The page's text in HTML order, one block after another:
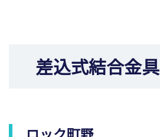
差込式結合金具